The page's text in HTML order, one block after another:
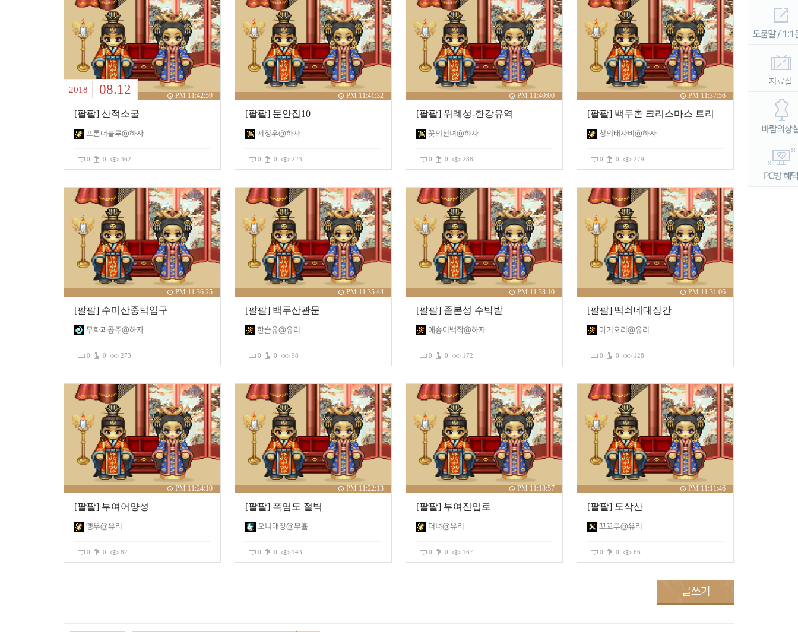
2018 08.12 PM 11:42:59
[팔팔] 산적소굴
프롬더블루@하자
0 0 362
PM 11:41:32
[팔팔] 문안집10
서정우@하자
0 0 223
PM 11:40:00
[팔팔] 위례성-한강유역
꽃의천녀@하자
0 0 288
PM 11:37:56
[팔팔] 백두촌 크리스마스 트리
청의태자비@하자
0 0 279
PM 11:36:25
[팔팔] 수미산중턱입구
무화과공주@하자
0 0 273
PM 11:35:44
[팔팔] 백두산관문
한솔유@유리
0 0 98
PM 11:33:10
[팔팔] 졸본성 수박밭
애송이백작@하자
0 0 172
PM 11:31:06
[팔팔] 떡쇠네대장간
아기오리@유리
0 0 128
PM 11:24:10
[팔팔] 부여어양성
앵뚜@유리
0 0 82
PM 11:22:13
[팔팔] 폭염도 절벽
오니대장@무휼
0 0 143
PM 11:18:57
[팔팔] 부여진입로
더녀@유리
0 0 167
PM 11:11:46
[팔팔] 도삭산
꼬꼬루@유리
0 0 66